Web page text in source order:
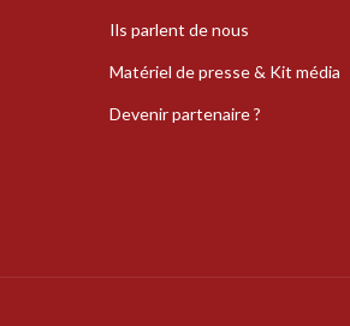
Ils parlent de nous
Matériel de presse & Kit média
Devenir partenaire ?